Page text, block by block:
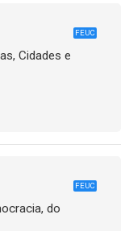
FEUC
Cidades e
FEUC
do